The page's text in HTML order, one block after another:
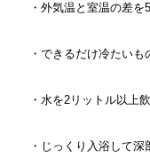
・外気温と室温の差を
・できるだけ冷たいも
・水を2リットル以上
・じっくり入浴して深